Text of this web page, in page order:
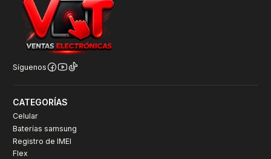
Síguenos
CATEGORÍAS
Celular
Baterías samsung
Registro de IMEI
Flex